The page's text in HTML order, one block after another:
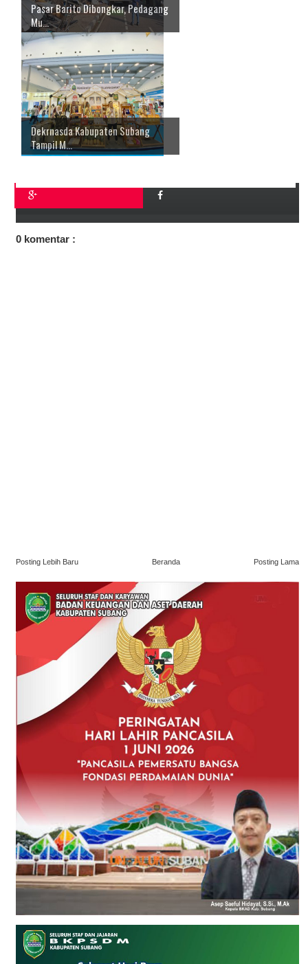
Pasar Barito Dibongkar, Pedagang
Mu...
Dekrnasda Kabupaten Subang
Tampil M...
0 komentar :
Posting Lebih Baru Posting Lama
Beranda